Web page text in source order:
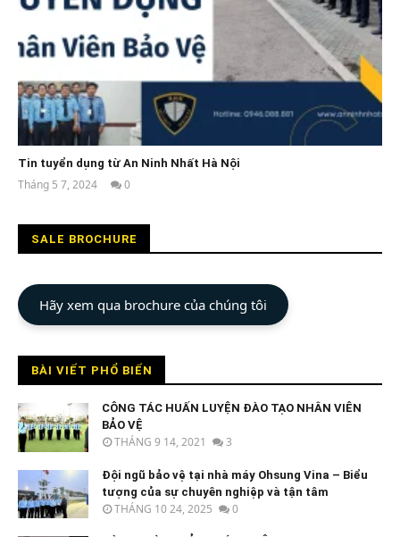
Tin tuyển dụng từ An Ninh Nhất Hà Nội
Tháng 5 7, 2024
Nhất
0
SALE BROCHURE
Hãy xem qua brochure của chúng tôi
BÀI VIẾT PHỔ BIẾN
CÔNG TÁC HUẤN LUYỆN ĐÀO TẠO NHÂN VIÊN
BẢO VỆ
THÁNG 9 14, 2021 3
Đội ngũ bảo vệ tại nhà máy Ohsung Vina – Biểu
tượng của sự chuyên nghiệp và tận tâm
THÁNG 10 24, 2025 0